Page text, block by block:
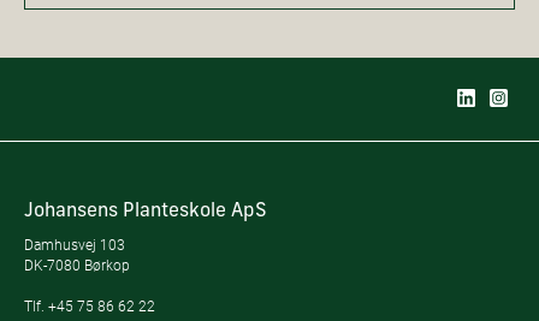
Johansens Planteskole ApS
Damhusvej 103
DK-7080 Børkop
Tlf. +45 75 86 62 22